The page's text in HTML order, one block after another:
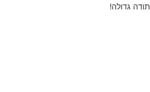
תודה גדולה!